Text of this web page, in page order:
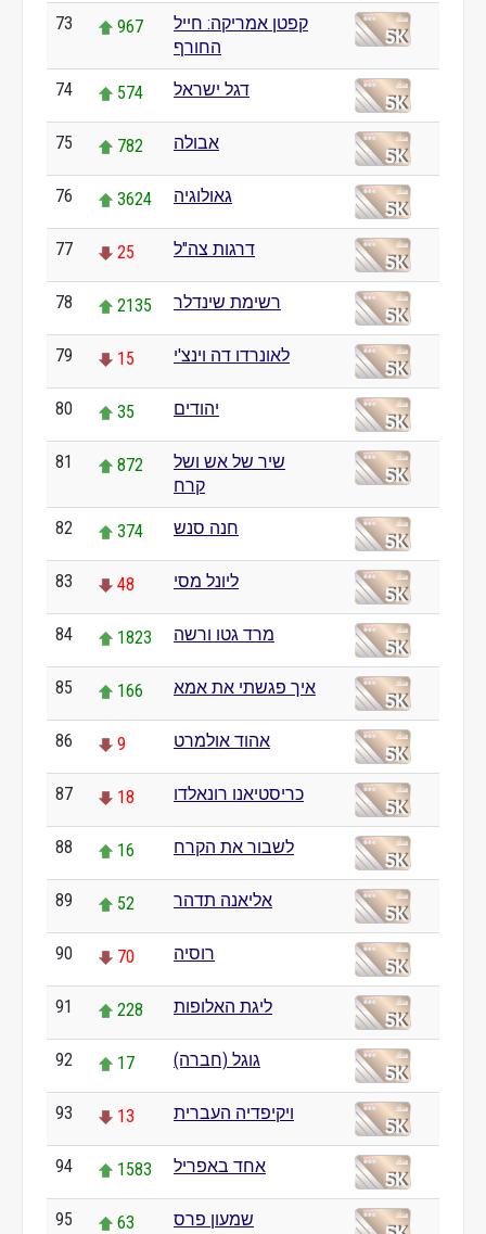
73 967
קפטן אמריקה: חייל
החורף
74 574 דגל ישראל
75 782 אבולה
76 3624 גאולוגיה
77 25 דרגות צה"ל
78 2135 רשימת שינדלר
79 15 לאונרדו דה וינצ'י
80 35 יהודים
81 872
שיר של אש ושל
קרח
82 374 חנה סנש
83 48 ליונל מסי
84 1823 מרד גטו ורשה
85 166 איך פגשתי את אמא
86 9 אהוד אולמרט
87 18 כריסטיאנו רונאלדו
88 16 לשבור את הקרח
89 52 אליאנה תדהר
90 70 רוסיה
91 228 ליגת האלופות
92 17 גוגל (חברה)
93 13 ויקיפדיה העברית
94 1583 אחד באפריל
95 63 שמעון פרס